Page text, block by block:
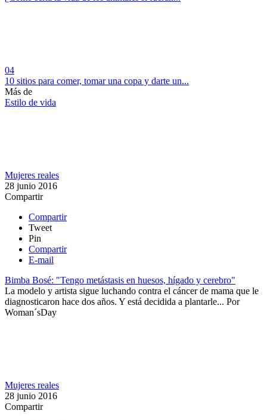
04
10 sitios para comer, tomar una copa y darte un...
Más de
Estilo de vida
Mujeres reales
28 junio 2016
Compartir
Compartir
Tweet
Pin
Compartir
E-mail
Bimba Bosé: "Tengo metástasis en huesos, hígado y cerebro"
​La modelo y artista sigue luchando contra el cáncer de mama que le
diagnosticaron hace dos años. Y está decidida a plantarle... Por
Woman´sDay
Mujeres reales
28 junio 2016
Compartir